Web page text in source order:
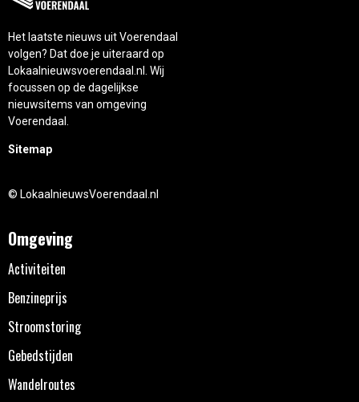
Het laatste nieuws uit Voerendaal
volgen? Dat doe je uiteraard op
Lokaalnieuwsvoerendaal.nl. Wij
focussen op de dagelijkse
nieuwsitems van omgeving
Voerendaal.
Sitemap
© LokaalnieuwsVoerendaal.nl
Omgeving
Activiteiten
Benzineprijs
Stroomstoring
Gebedstijden
Wandelroutes